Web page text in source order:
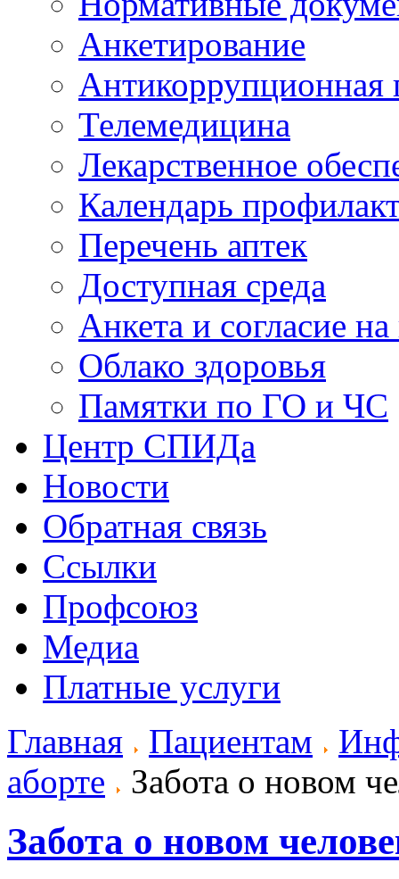
Анкетирование
Антикоррупционная
Телемедицина
Лекарственное
Календарь
Перечень аптек
Доступная среда
Анкета и согласие
Облако здоровья
Памятки по ГО и ЧС
Центр СПИДа
Новости
Обратная связь
Ссылки
Профсоюз
Медиа
Платные услуги
Главная
Пациентам
аборте
Забота о новом
Забота о новом